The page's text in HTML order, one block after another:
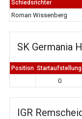
Schiedsrichter
Roman Wissenberg
SK Germania
Position Startaufstellung
0
IGR